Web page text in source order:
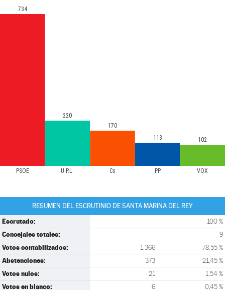
PSOE U.P.L. Cs PP VOX
734
220
170
113
102
RESUMEN DEL ESCRUTINIO DE SANTA MARINA DEL REY
Escrutado: 100 %
Concejales totales: 9
Votos contabilizados: 1.366 78,55 %
Abstenciones: 373 21,45 %
Votos nulos: 21 1,54 %
Votos en blanco: 6 0,45 %